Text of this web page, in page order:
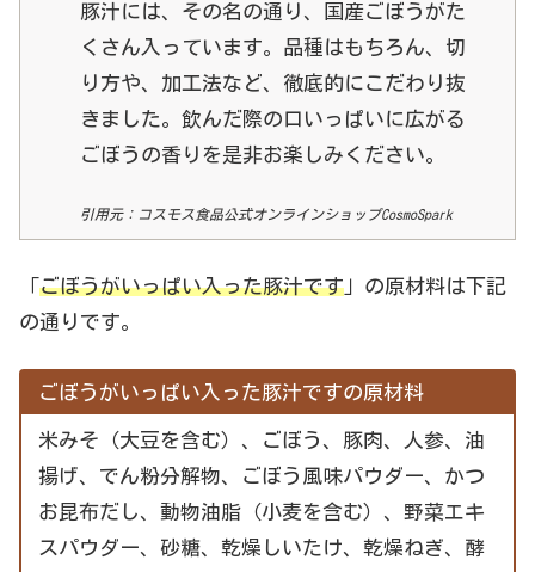
豚汁には、その名の通り、国産ごぼうがた
くさん入っています。品種はもちろん、切
り方や、加工法など、徹底的にこだわり抜
きました。飲んだ際の口いっぱいに広がる
ごぼうの香りを是非お楽しみください。
引用元：コスモス食品公式オンラインショップCosmoSpark
「ごぼうがいっぱい入った豚汁です 」の原材料は下記
の通りです。
ごぼうがいっぱい入った豚汁ですの原材料
米みそ（大豆を含む）、ごぼう、豚肉、人参、油
揚げ、でん粉分解物、ごぼう風味パウダー、かつ
お昆布だし、動物油脂（小麦を含む）、野菜エキ
スパウダー、砂糖、乾燥しいたけ、乾燥ねぎ、酵